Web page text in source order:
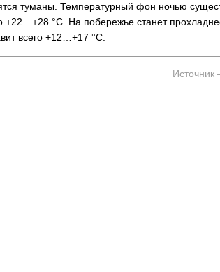
туманы. Температурный фон ночью
+22…+28 °C. На побережье станет
всего +12…+17 °C.